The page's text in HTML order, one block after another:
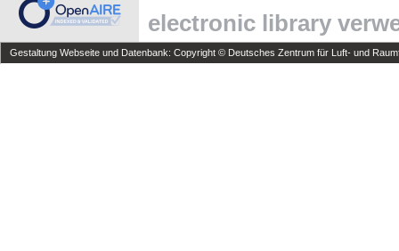
electronic library
Gestaltung Webseite und Datenbank: Copyright © Deutsches Zentrum für Luft- und